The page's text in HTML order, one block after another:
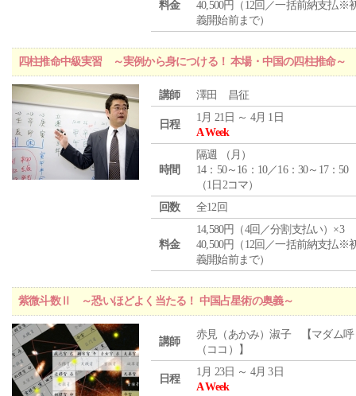
料金
40,500円（12回／一括前納支払※
義開始前まで）
四柱推命中級実習 ～実例から身につける！ 本場・中国の四柱推命～
講師 澤田 昌征
日程
1月 21日 ～ 4月 1日
A Week
時間
隔週 （ 月 ）
14：50～16：10／16：30～17：50
（1日2コマ）
回数
全12回
料金
14,580円（4回／分割支払い）×3
40,500円（12回／一括前納支払※
義開始前まで）
紫微斗数Ⅱ ～恐いほどよく当たる！ 中国占星術の奥義～
講師
赤見（あかみ）淑子 【マダム呼
（ココ）】
日程
1月 23日 ～ 4月 3日
A Week